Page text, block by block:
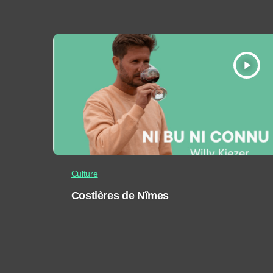
play_arrow
Culture
Costières de Nîmes